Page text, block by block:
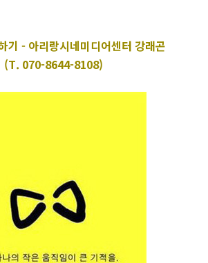
기 - 아리랑시네미디어센터 강래곤
(T. 070-8644-8108)